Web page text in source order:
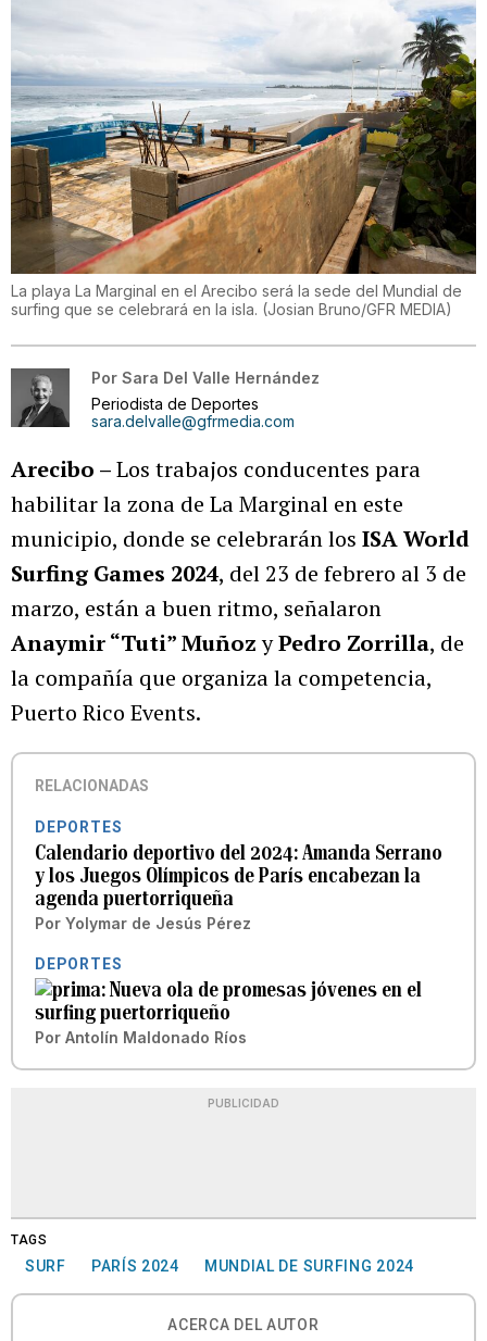
La playa La Marginal en el Arecibo será la sede del Mundial de
surfing que se celebrará en la isla. (Josian Bruno/GFR MEDIA)
Por Sara Del Valle Hernández
Periodista de Deportes
sara.delvalle@gfrmedia.com
Arecibo –Los trabajos conducentes para
habilitar la zona de La Marginal en este
municipio, donde se celebrarán los ISA World
Surfing Games 2024, del 23 de febrero al 3 de
marzo, están a buen ritmo, señalaron
Anaymir “Tuti” MuñozyPedro Zorrilla, de
la compañía que organiza la competencia,
Puerto Rico Events.
RELACIONADAS
DEPORTES
Calendario deportivo del 2024: Amanda Serrano
y los Juegos Olímpicos de París encabezan la
agenda puertorriqueña
Por Yolymar de Jesús Pérez
DEPORTES
Nueva ola de promesas jóvenes en el
surfing puertorriqueño
Por Antolín Maldonado Ríos
PUBLICIDAD
TAGS
SURF PARÍS 2024 MUNDIAL DE SURFING 2024
ACERCA DEL AUTOR